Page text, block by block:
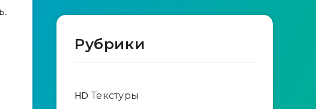
Рубрики
HD Текстуры